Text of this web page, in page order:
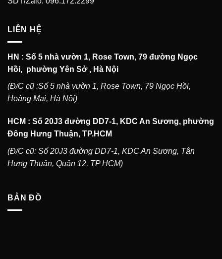
LIÊN HỆ
HN : Số 5 nhà vườn 1, Rose Town, 79 đường Ngọc
Hồi, phường Yên Sở , Hà Nội
(Đ/C cũ :Số 5 nhà vườn 1, Rose Town, 79 Ngọc Hồi,
Hoàng Mai, Hà Nội)
HCM : Số 20J3 đường DD7-1, KDC An Sương, phường
Đông Hưng Thuận, TP.HCM
(Đ/C cũ: Số 20J3 đường DD7-1, KDC An Sương, Tân
Hưng Thuận, Quận 12, TP HCM)
BẢN ĐỒ